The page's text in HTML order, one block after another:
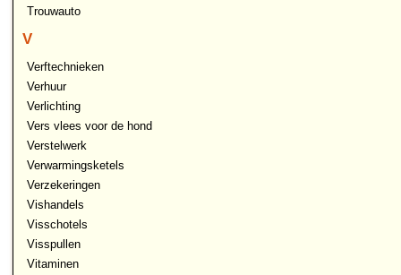
Trouwauto
V
Verftechnieken
Verhuur
Verlichting
Vers vlees voor de hond
Verstelwerk
Verwarmingsketels
Verzekeringen
Vishandels
Visschotels
Visspullen
Vitaminen